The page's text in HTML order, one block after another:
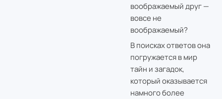
воображаемый друг —
вовсе не
воображаемый?
В поисках ответов она
погружается в мир
тайн и загадок,
который оказывается
намного более